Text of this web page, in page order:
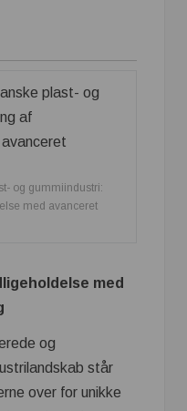
og gummiindustri:
med avanceret
med
og
står
over for unikke